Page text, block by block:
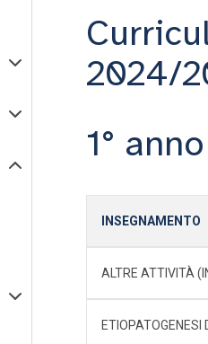
2024/
1° anno
INSEGNAMENTO
ALTRE ATTIVITÀ